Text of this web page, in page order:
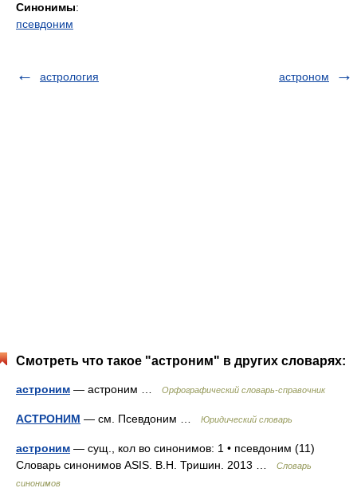
Синонимы:
псевдоним
астрология астроном
Смотреть что такое "астроним" в других словарях:
астроним — астроним … Орфографический словарь-справочник
АСТРОНИМ — см. Псевдоним … Юридический словарь
астроним — сущ., кол во синонимов: 1 • псевдоним (11)
Словарь синонимов ASIS. В.Н. Тришин. 2013 …
Словарь
синонимов